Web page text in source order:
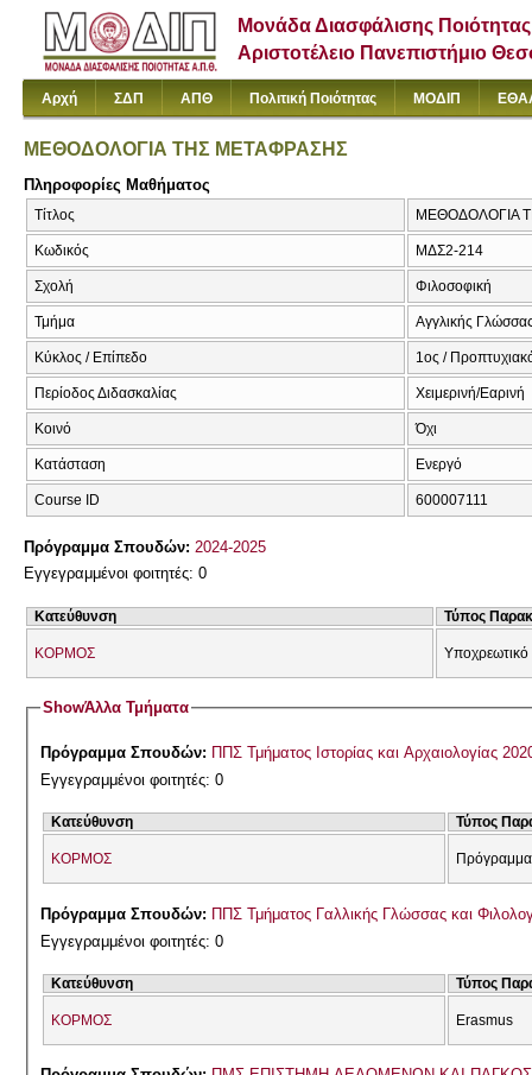
Μονάδα Διασφάλισης Ποιότητας
Αριστοτέλειο Πανεπιστήμιο
Αρχή ΣΔΠ ΑΠΘ Πολιτική Ποιότητας ΜΟΔΙΠ
ΜΕΘΟΔΟΛΟΓΙΑ ΤΗΣ ΜΕΤΑΦΡΑΣΗΣ
Πληροφορίες Μαθήματος
Τίτλος ΜΕΘΟΔΟΛΟΓΙΑ
Κωδικός ΜΔΣ2-214
Σχολή Φιλοσοφική
Τμήμα Αγγλικής
Κύκλος / Επίπεδο 1ος /
Περίοδος Διδασκαλίας Χειμερινή/Εαρινή
Κοινό Όχι
Κατάσταση Ενεργό
Course ID 600007111
Πρόγραμμα Σπουδών: 2024-2025
Εγγεγραμμένοι φοιτητές: 0
Κατεύθυνση Τύπος
ΚΟΡΜΟΣ Υποχρεωτικό
ShowΆλλα Τμήματα
Πρόγραμμα Σπουδών: ΠΠΣ Τμήματος Ιστορίας και Αρχαιολογίας
Εγγεγραμμένοι φοιτητές: 0
Κατεύθυνση Τύπος
ΚΟΡΜΟΣ
Πρόγραμμα Σπουδών: ΠΠΣ Τμήματος Γαλλικής Γλώσσας και
Εγγεγραμμένοι φοιτητές: 0
Κατεύθυνση Τύπος
ΚΟΡΜΟΣ Erasmus